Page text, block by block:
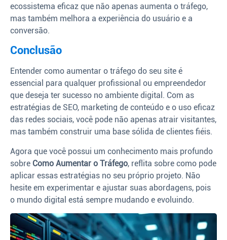
ecossistema eficaz que não apenas aumenta o tráfego,
mas também melhora a experiência do usuário e a
conversão.
Conclusão
Entender como aumentar o tráfego do seu site é
essencial para qualquer profissional ou empreendedor
que deseja ter sucesso no ambiente digital. Com as
estratégias de SEO, marketing de conteúdo e o uso eficaz
das redes sociais, você pode não apenas atrair visitantes,
mas também construir uma base sólida de clientes fiéis.
Agora que você possui um conhecimento mais profundo
sobre Como Aumentar o Tráfego, reflita sobre como pode
aplicar essas estratégias no seu próprio projeto. Não
hesite em experimentar e ajustar suas abordagens, pois
o mundo digital está sempre mudando e evoluindo.